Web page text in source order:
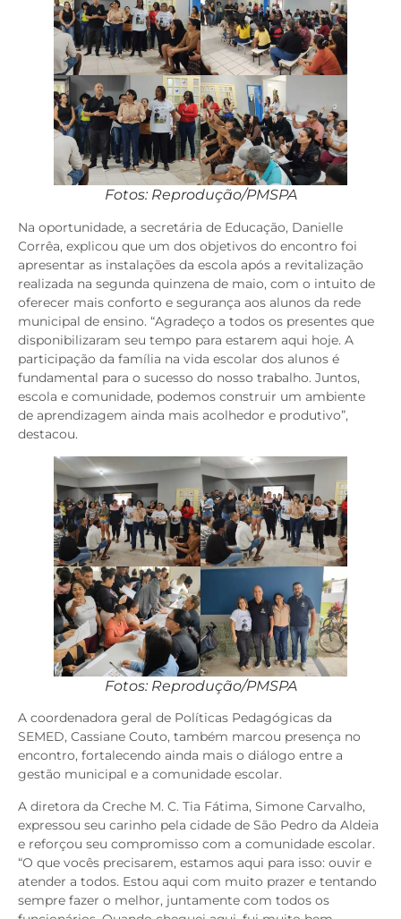
Fotos: Reprodução/PMSPA
Na oportunidade, a secretária de Educação, Danielle
Corrêa, explicou que um dos objetivos do encontro foi
apresentar as instalações da escola após a revitalização
realizada na segunda quinzena de maio, com o intuito de
oferecer mais conforto e segurança aos alunos da rede
municipal de ensino. “Agradeço a todos os presentes que
disponibilizaram seu tempo para estarem aqui hoje. A
participação da família na vida escolar dos alunos é
fundamental para o sucesso do nosso trabalho. Juntos,
escola e comunidade, podemos construir um ambiente
de aprendizagem ainda mais acolhedor e produtivo”,
destacou.
Fotos: Reprodução/PMSPA
A coordenadora geral de Políticas Pedagógicas da
SEMED, Cassiane Couto, também marcou presença no
encontro, fortalecendo ainda mais o diálogo entre a
gestão municipal e a comunidade escolar.
A diretora da Creche M. C. Tia Fátima, Simone Carvalho,
expressou seu carinho pela cidade de São Pedro da Aldeia
e reforçou seu compromisso com a comunidade escolar.
“O que vocês precisarem, estamos aqui para isso: ouvir e
atender a todos. Estou aqui com muito prazer e tentando
sempre fazer o melhor, juntamente com todos os